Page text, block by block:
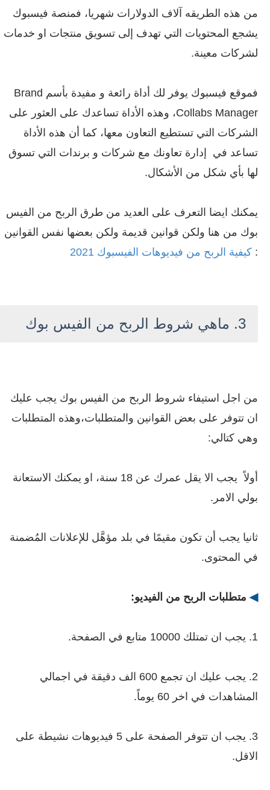
من هذه الطريقه آلاف الدولارات شهريا، فمنصة فيسبوك
يشجع المحتويات التي تهدف إلى تسويق منتجات او خدمات
لشركات معينة.
فموقع فيسبوك يوفر لك أداة رائعة و مفيدة بأسم Brand
Collabs Manager، وهذه الأداة تساعدك على العثور على
الشركات التي تستطيع التعاون معها، كما أن هذه الأداة
تساعد في إدارة تعاونك مع شركات و برندات التي تسوق
لها بأي شكل من الأشكال.
يمكنك ايضا التعرف على العديد من طرق الربح من الفيس
بوك من هنا ولكن قوانين قديمة ولكن بعضها نفس القوانين
: كيفية الربح من فيديوهات الفيسبوك 2021
3. ماهي شروط الربح من الفيس بوك
من اجل استيفاء شروط الربح من الفيس بوك يجب عليك
ان تتوفر على بعض القوانين والمتطلبات،وهذه المتطلبات
وهي كتالي:
أولاً يجب الا يقل عمرك عن 18 سنة، او يمكنك الاستعانة
بولي الامر.
ثانيا يجب أن تكون مقيمًا في بلد مؤهَّل للإعلانات المُضمنة
في المحتوى.
◀ متطلبات الربح من الفيديو:
1. يجب ان تمتلك 10000 متابع في الصفحة.
2. يجب عليك ان تجمع 600 الف دقيقة في اجمالي
المشاهدات في اخر 60 يوماً.
3. يجب ان تتوفر الصفحة على 5 فيديوهات نشيطة على
الاقل.